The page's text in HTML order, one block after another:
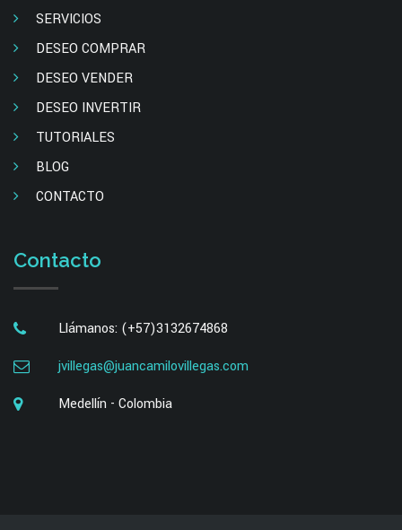
SERVICIOS
DESEO COMPRAR
DESEO VENDER
DESEO INVERTIR
TUTORIALES
BLOG
CONTACTO
Contacto
Llámanos: (+57)3132674868
jvillegas@juancamilovillegas.com
Medellín - Colombia